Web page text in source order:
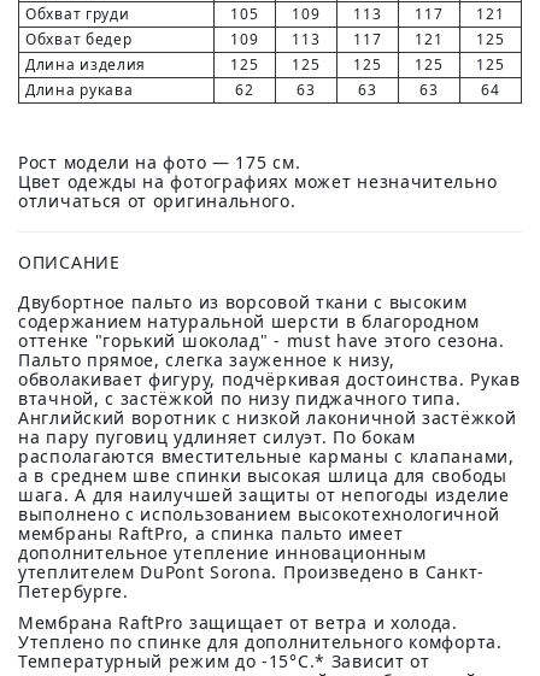
Обхват груди
105 109 113 117
121
Обхват бедер
109 113 117 121
125
Длина изделия
125 125 125 125
125
Длина рукава
62 63 63 63 64
Рост модели на фото — 175 см.
Цвет одежды на фотографиях может незначительно
отличаться от оригинального.
ОПИСАНИЕ
Двубортное пальто из ворсовой ткани с высоким
содержанием натуральной шерсти в благородном
оттенке "горький шоколад" - must have этого сезона.
Пальто прямое, слегка зауженное к низу,
обволакивает фигуру, подчёркивая достоинства. Рукав
втачной, с застёжкой по низу пиджачного типа.
Английский воротник с низкой лаконичной застёжкой
на пару пуговиц удлиняет силуэт. По бокам
располагаются вместительные карманы с клапанами,
а в среднем шве спинки высокая шлица для свободы
шага. А для наилучшей защиты от непогоды изделие
выполнено с использованием высокотехнологичной
мембраны RaftPro, а спинка пальто имеет
дополнительное утепление инновационным
утеплителем DuPont Sorona. Произведено в Санкт-
Петербурге.
Мембрана RaftPro защищает от ветра и холода.
Утеплено по спинке для дополнительного комфорта.
Температурный режим до -15°C.* Зависит от